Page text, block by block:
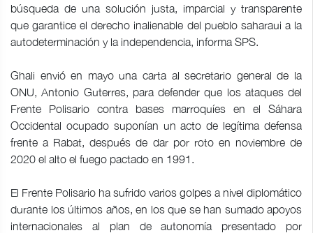
búsqueda de una solución justa, imparcial y transparente
que garantice el derecho inalienable del pueblo saharaui a la
autodeterminación y la independencia, informa SPS.
Ghali envió en mayo una carta al secretario general de la
ONU, Antonio Guterres, para defender que los ataques del
Frente Polisario contra bases marroquíes en el Sáhara
Occidental ocupado suponían un acto de legítima defensa
frente a Rabat, después de dar por roto en noviembre de
2020 el alto el fuego pactado en 1991.
El Frente Polisario ha sufrido varios golpes a nivel diplomático
durante los últimos años, en los que se han sumado apoyos
internacionales al plan de autonomía presentado por